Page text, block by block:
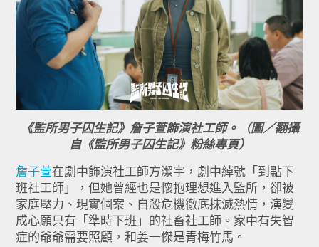
《監所男子囚生記》詹子萱飾演社工師。（圖／翻攝
自《監所男子囚生記》粉絲專頁）
詹子萱在劇中飾演社工師方潔宇，劇中綽號「到點下
班社工師」，但她曾經也是懷抱理想進入監所，卻被
家庭壓力、現實個案、自殺危機徹底抹滅熱情，演變
成心願只有「準時下班」的社畜社工師。家中有失智
症的爺爺需要照顧，和姜一傑是青梅竹馬。